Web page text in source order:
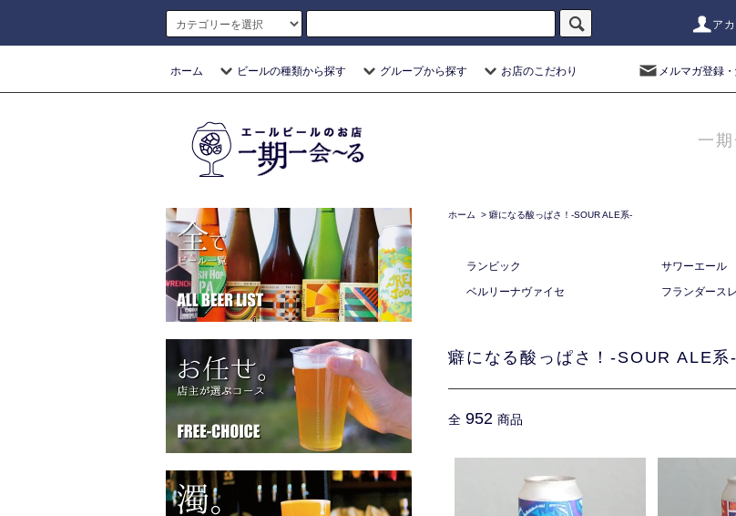
ア
ホーム ビールの種類から探す グループから探す お店のこだわり メルマガ登録
一
ホーム > 癖になる酸っぱさ！-SOUR ALE系-
ランビック サワーエール
ベルリーナヴァイセ
フランダース
癖になる酸っぱさ！-SOUR ALE系-
全 952 商品